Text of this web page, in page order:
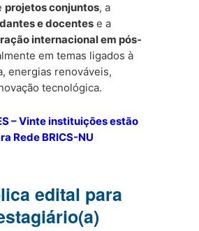
projetos conjuntos, a
e docentes e a
internacional em pós-
em temas ligados à
energias renováveis,
tecnológica.
– Vinte instituições estão
Rede BRICS-NU
edital para